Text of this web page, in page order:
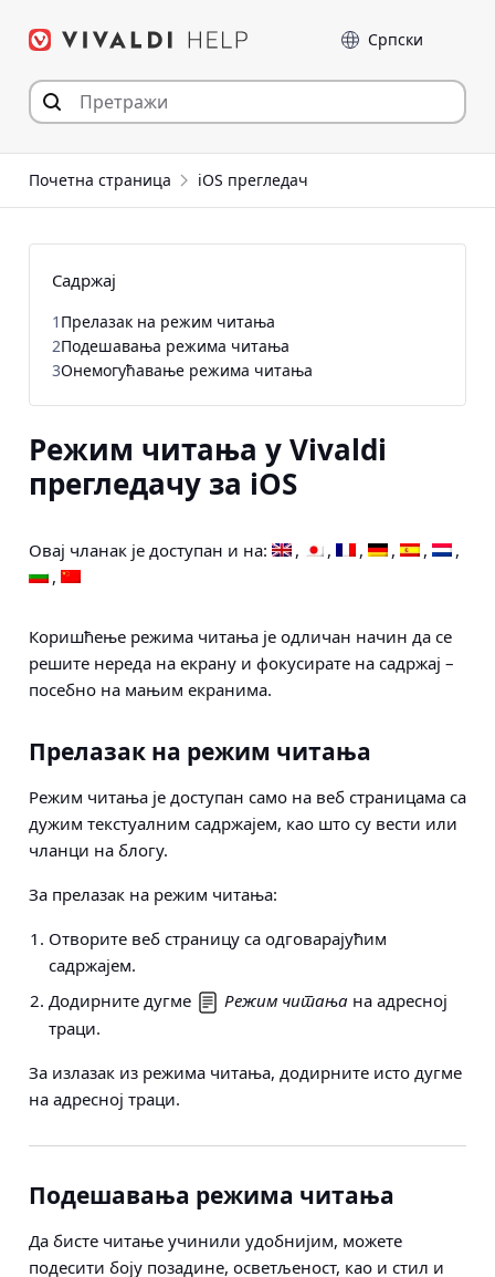
Језик
Почетна страница iOS прегледач
Режим читања у Vivaldi
прегледачу за iOS
Овај чланак је доступан и на:
Коришћење режима читања је одличан начин да се
решите нереда на екрану и фокусирате на садржај –
посебно на мањим екранима.
Прелазак на режим читања
Режим читања је доступан само на веб страницама са
дужим текстуалним садржајем, као што су вести или
чланци на блогу.
За прелазак на режим читања:
Отворите веб страницу са одговарајућим
садржајем.
Додирните дугме
Режим читања на адресној
траци.
За излазак из режима читања, додирните исто дугме
на адресној траци.
Подешавања режима читања
Да бисте читање учинили удобнијим, можете
подесити боју позадине, осветљеност, као и стил и
Садржај
1 Прелазак на режим читања
2Подешавања режима читања
3Онемогућавање режима читања